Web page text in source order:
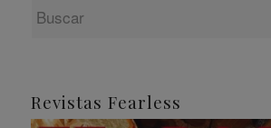
Revistas Fearless